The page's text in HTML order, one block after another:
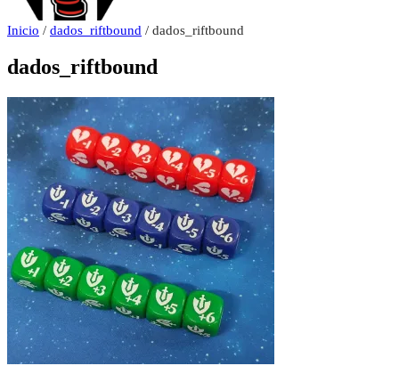
Inicio / dados_riftbound / dados_riftbound
dados_riftbound